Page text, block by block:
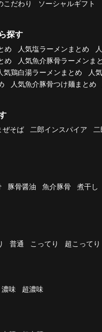
こだわり ソーシャルギフト
探す
め 人気塩ラーメンまとめ
め
人気魚介豚骨ラーメンま
気鶏白湯ラーメンまとめ
人
人気魚介豚骨つけ麺まとめ
ぜそば 二郎インスパイア
豚骨醤油 魚介豚骨 煮干し
普通 こってり 超こってり
濃味 超濃味